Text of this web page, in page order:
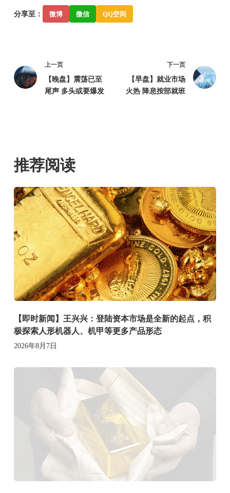
分享至： 微博 微信 QQ空间
上一页
【晚盘】震荡已至
尾声 多头或要爆发
下一页
【早盘】就业市场
火热 降息按部就班
推荐阅读
【即时新闻】王兴兴：登陆资本市场是全新的起点，积
极探索人形机器人、机甲等更多产品形态
2026年8月7日